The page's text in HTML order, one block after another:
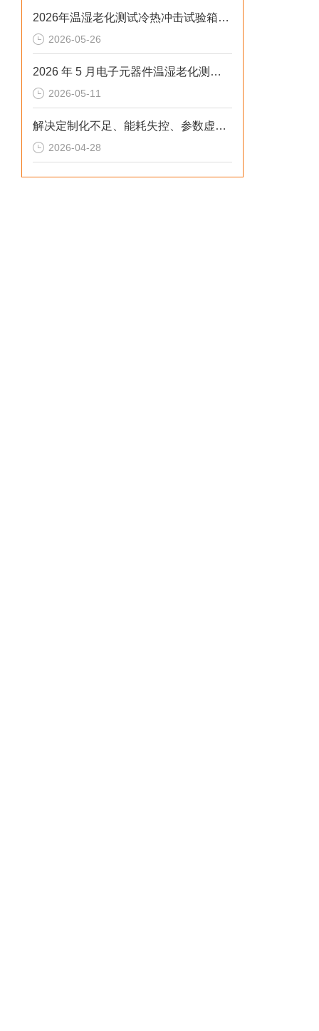
2026年温湿老化测试冷热冲击试验箱排行榜：解决精度差、数据无效等核心痛点
2026-05-26
2026 年 5 月电子元器件温湿老化测试：冷热冲击不稳、数据无效？这样解决
2026-05-11
解决定制化不足、能耗失控、参数虚标痛点的2026选型标准
2026-04-28